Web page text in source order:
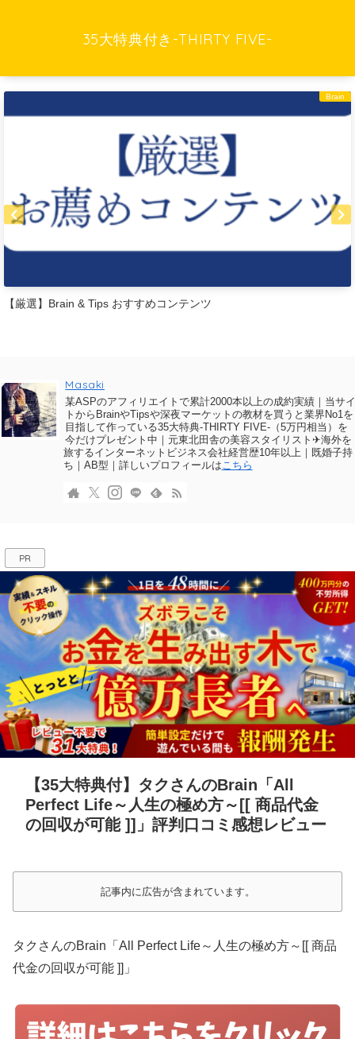
35大特典付き-THIRTY FIVE-
Brain
【厳選】Brain & Tips おすすめコンテンツ
Masaki
某ASPのアフィリエイトで累計2000本以上の成約実績｜当サ
トからBrainやTipsや深夜マーケットの教材を買うと業界No1を
目指して作っている35大特典-THIRTY FIVE-（5万円相当）を
今だけプレゼント中｜元東北田舎の美容スタイリスト✈海外を
旅するインターネットビジネス会社経営歴10年以上｜既婚子持
ち｜AB型｜詳しいプロフィールはこちら
PR
【35大特典付】タクさんのBrain「All
Perfect Life～人生の極め方～[[ 商品代金
の回収が可能 ]]」評判口コミ感想レビュー
記事内に広告が含まれています。
タクさんのBrain「All Perfect Life～人生の極め方～[[ 商品
代金の回収が可能 ]]」